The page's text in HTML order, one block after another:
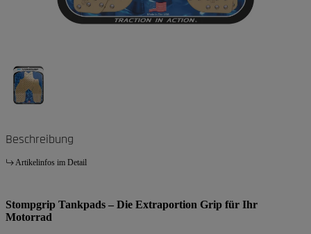
Beschreibung
Artikelinfos im Detail
Stompgrip Tankpads – Die Extraportion Grip für Ihr
Motorrad